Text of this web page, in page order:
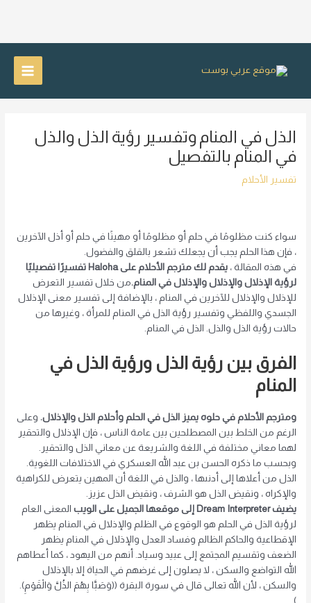
Main
الذل في المنام وتفسير رؤية الذل والذل
في المنام بالتفصيل
تفسير الأحلام
سواء كنت مظلومًا في حلم أو مظلومًا أو مهينًا في حلم أو أذل الآخرين
، فإن هذا الحلم يجب أن يجعلك تشعر بالقلق والفضول.
في هذه المقالة ،
يقدم لك مترجم الأحلام على Haloha تفسيرًا تفصيليًا
لرؤية الإذلال والإذلال والإذلال في المنام.من خلال تفسير التعرض
للإذلال والإذلال للآخرين في المنام ، بالإضافة إلى تفسير معنى الإذلال
الجسدي واللفظي وتفسير رؤية الذل في المنام للمرأة ، وغيرها من
حالات رؤية الذل والذل. الذل في المنام.
الفرق بين رؤية الذل ورؤية الذل في
المنام
ومترجم الأحلام في حلوه يميز الذل في الحلم وأحلام الذل والإذلال. وعلى
الرغم من الخلط بين المصطلحين بين عامة الناس ، فإن الإذلال والتحقير
لهما معاني مختلفة في اللغة والشريعة عن معاني الذل والتحقير.
وبحسب ما ذكره الحسن بن عبد الله العسكري في الاختلافات اللغوية.
الذل من أعلاها إلى أدنىها ، والذل في اللغة أن المهين يتعرض للكراهية
والإكراه ، ونقيض الذل هو الشرف ، ونقيض الذل عزيز.
يضيف Dream Interpreter إلى موقعها الجميل على الويب
المعنى العام
لرؤية الذل في الحلم هو الوقوع في الظلم والإذلال في المنام يظهر
الإقطاعية والحاكم الظالم وفساد العدل والإذلال في المنام يظهر
الضعف وتقسيم المجتمع إلى عبيد وسياد. أنهم من اليهود ، كما أعطاهم
الله التواضع والسكن ، لا يصلون إلى غرضهم في الحياة إلا بالإذلال
والسكن ، لأن الله تعالى قال في سورة البقرة ((وَصَبَّا بِهُمَ الذُلَّ وَالْقَوْمِ).
)